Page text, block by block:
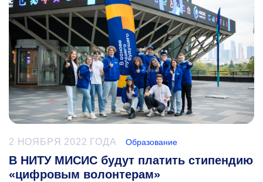
2 НОЯБРЯ 2022 ГОДА Образование
В НИТУ МИСИС будут платить стипендию
«цифровым волонтерам»